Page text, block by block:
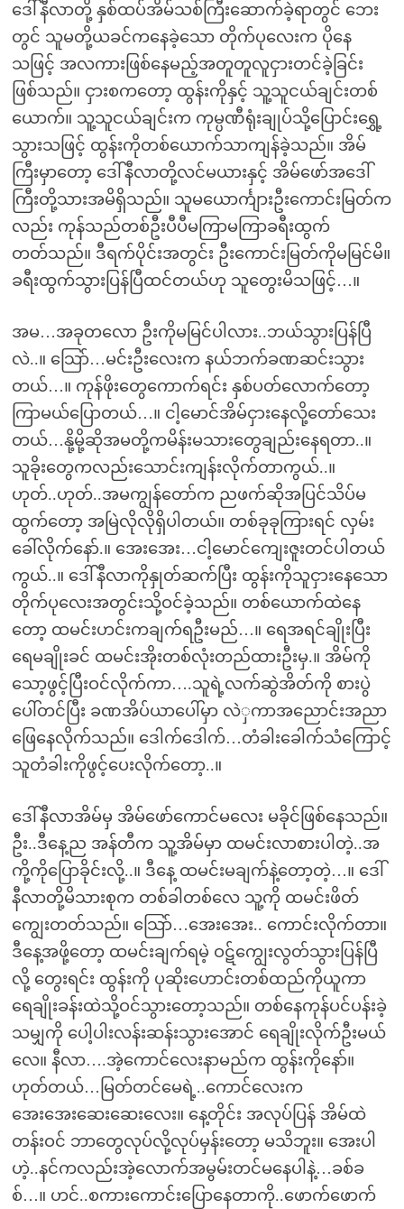
ဒေါ်နီလာတို့ နှစ်ထပ်အိမ်သစ်ကြီးဆောက်ခဲ့ရာတွင် ဘေး
တွင် သူမတို့ယခင်ကနေခဲ့သော တိုက်ပုလေးက ပိုနေ
သဖြင့် အလကားဖြစ်နေမည့်အတူတူလူငှားတင်ခဲ့ခြင်း
ဖြစ်သည်။ ငှားစကတော့ ထွန်းကိုနှင့် သူ့သူငယ်ချင်းတစ်
ယောက်။ သူ့သူငယ်ချင်းက ကုမ္ပဏီရုံးချုပ်သို့ပြောင်းရွှေ့
သွားသဖြင့် ထွန်းကိုတစ်ယောက်သာကျန်ခဲ့သည်။ အိမ်
ကြီးမှာတော့ ဒေါ်နီလာတို့လင်မယားနှင့် အိမ်ဖော်အဒေါ်
ကြီးတို့သားအမိရှိသည်။ သူမယောင်္ကျားဦးကောင်းမြတ်က
လည်း ကုန်သည်တစ်ဦးပီပီမကြာမကြာခရီးထွက်
တတ်သည်။ ဒီရက်ပိုင်းအတွင်း ဦးကောင်းမြတ်ကိုမမြင်မိ။
ခရီးထွက်သွားပြန်ပြီထင်တယ်ဟု သူတွေးမိသဖြင့်…။
အမ…အခုတလော ဦးကိုမမြင်ပါလား..ဘယ်သွားပြန်ပြီ
လဲ..။ သြော်…မင်းဦးလေးက နယ်ဘက်ခဏဆင်းသွား
တယ်…။ ကုန်ဖိုးတွေကောက်ရင်း နှစ်ပတ်လောက်တော့
ကြာမယ်ပြောတယ်…။ ငါ့မောင်အိမ်ငှားနေလို့တော်သေး
တယ်…နို့မို့ဆိုအမတို့ကမိန်းမသားတွေချည်းနေရတာ..။
သူခိုးတွေကလည်းသောင်းကျန်းလိုက်တာကွယ်..။
ဟုတ်..ဟုတ်..အမကျွန်တော်က ညဖက်ဆိုအပြင်သိပ်မ
ထွက်တော့ အမြဲလိုလိုရှိပါတယ်။ တစ်ခုခုကြားရင် လှမ်း
ခေါ်လိုက်နော်.။ အေးအေး…ငါ့မောင်ကျေးဇူးတင်ပါတယ်
ကွယ်..။ ဒေါ်နီလာကိုနှုတ်ဆက်ပြီး ထွန်းကိုသူငှားနေသော
တိုက်ပုလေးအတွင်းသို့ဝင်ခဲ့သည်။ တစ်ယောက်ထဲနေ
တော့ ထမင်းဟင်းကချက်ရဦးမည်…။ ရေအရင်ချိုးပြီး
ရေမချိုးခင် ထမင်းအိုးတစ်လုံးတည်ထားဦးမှ.။ အိမ်ကို
သော့ဖွင့်ပြီးဝင်လိုက်ကာ….သူရဲ့လက်ဆွဲအိတ်ကို စားပွဲ
ပေါ်တင်ပြီး ခဏအိပ်ယာပေါ်မှာ လဲှကာအညောင်းအညာ
ဖြေနေလိုက်သည်။ ဒေါက်ဒေါက်…တံခါးခေါက်သံကြောင့်
သူတံခါးကိုဖွင့်ပေးလိုက်တော့..။
ဒေါ်နီလာအိမ်မှ အိမ်ဖော်ကောင်မလေး မခိုင်ဖြစ်နေသည်။
ဦး..ဒီနေ့ည အန်တီက သူ့အိမ်မှာ ထမင်းလာစားပါတဲ့..အ
ကို့ကိုပြောခိုင်းလို့..။ ဒီနေ့ ထမင်းမချက်နဲ့တော့တဲ့…။ ဒေါ်
နီလာတို့မိသားစုက တစ်ခါတစ်လေ သူ့ကို ထမင်းဖိတ်
ကျွေးတတ်သည်။ သြော်…အေးအေး.. ကောင်းလိုက်တာ။
ဒီနေ့အဖို့တော့ ထမင်းချက်ရမဲ့ ဝဋ်ကျွေးလွတ်သွားပြန်ပြီ
လို့ တွေးရင်း ထွန်းကို ပုဆိုးဟောင်းတစ်ထည်ကိုယူကာ
ရေချိုးခန်းထဲသို့ဝင်သွားတော့သည်။ တစ်နေကုန်ပင်ပန်းခဲ့
သမျှကို ပေါ့ပါးလန်းဆန်းသွားအောင် ရေချိုးလိုက်ဦးမယ်
လေ။ နီလာ….အဲ့ကောင်လေးနာမည်က ထွန်းကိုနော်။
ဟုတ်တယ်…မြတ်တင်မေရဲ့..ကောင်လေးက
အေးအေးဆေးဆေးလေး။ နေ့တိုင်း အလုပ်ပြန် အိမ်ထဲ
တန်းဝင် ဘာတွေလုပ်လို့လုပ်မှန်းတော့ မသိဘူး။ အေးပါ
ဟဲ့..နင်ကလည်းအဲ့လောက်အမွမ်းတင်မနေပါနဲ့…ခစ်ခ
စ်…။ ဟင်..စကားကောင်းပြောနေတာကို..ဖောက်ဖောက်